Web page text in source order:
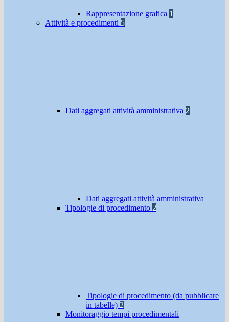
Rappresentazione grafica 1
Attività e procedimenti 5
Dati aggregati attività amministrativa 2
Dati aggregati attività amministrativa
Tipologie di procedimento 2
Tipologie di procedimento (da pubblicare
in tabelle) 2
Monitoraggio tempi procedimentali